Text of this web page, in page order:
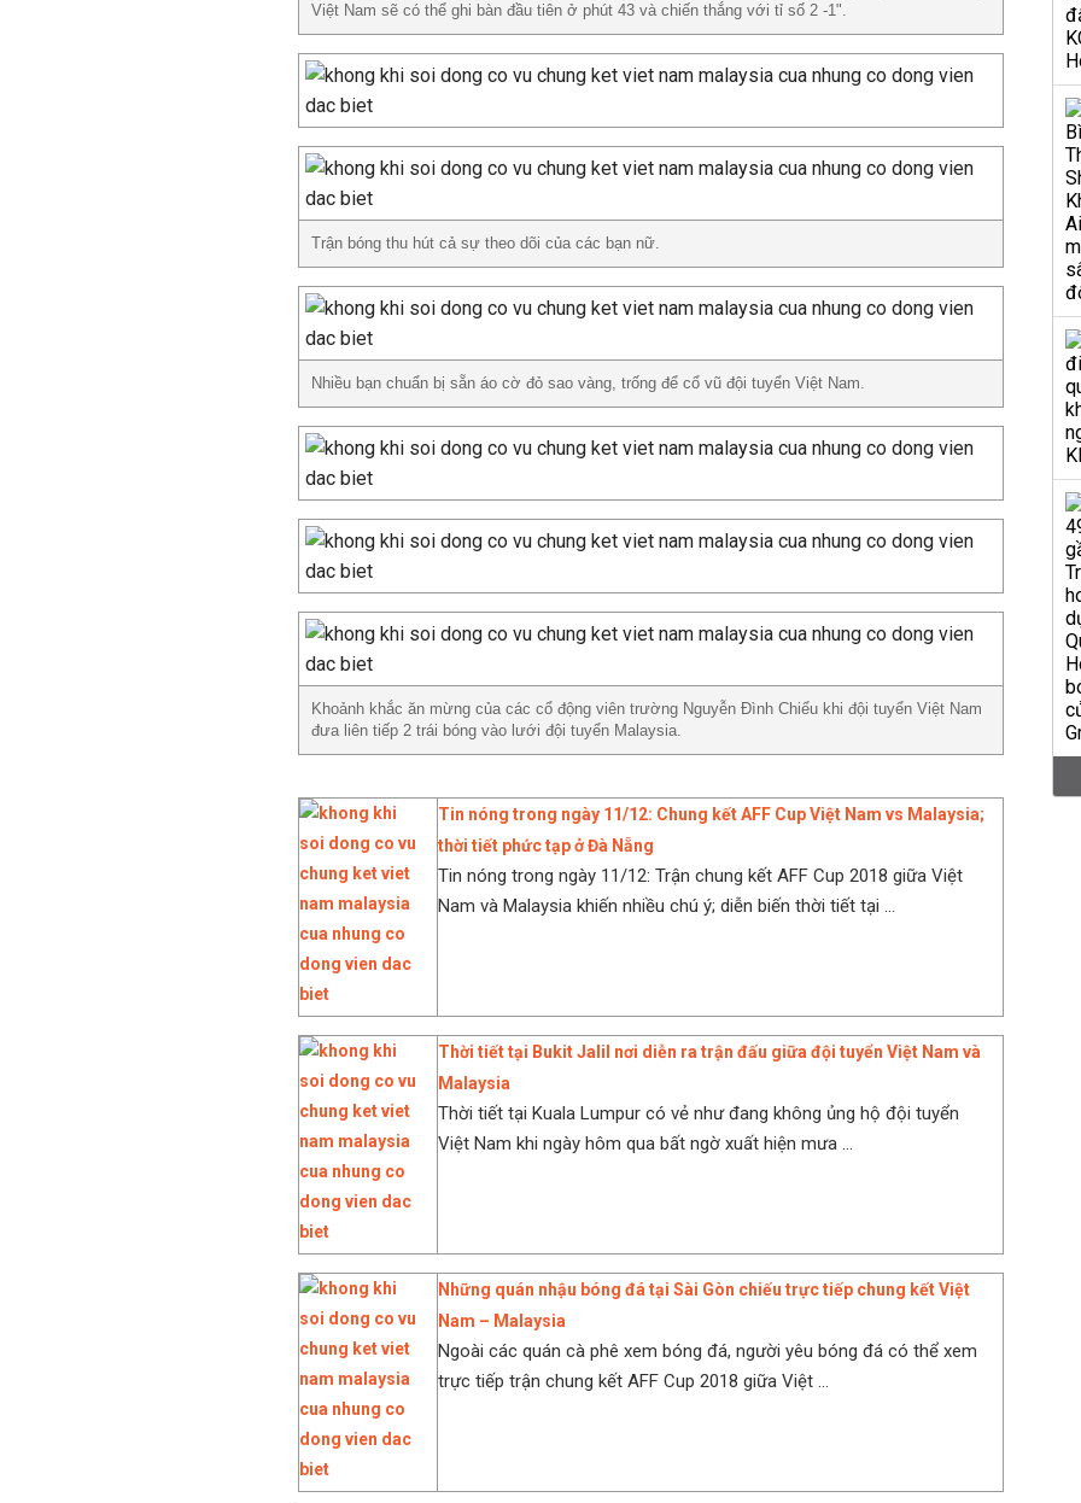
Việt Nam sẽ có thể ghi bàn đầu tiên ở phút 43 và chiến thắng với tỉ số 2 -1".
Trận bóng thu hút cả sự theo dõi của các bạn nữ.
Nhiều bạn chuẩn bị sẵn áo cờ đỏ sao vàng, trống để cổ vũ đội tuyển Việt Nam.
Khoảnh khắc ăn mừng của các cổ động viên trường Nguyễn Đình Chiểu khi đội tuyển Việt Nam
đưa liên tiếp 2 trái bóng vào lưới đội tuyển Malaysia.
Tin nóng trong ngày 11/12: Chung kết AFF Cup Việt Nam vs Malaysia;
thời tiết phức tạp ở Đà Nẵng
Tin nóng trong ngày 11/12: Trận chung kết AFF Cup 2018 giữa Việt
Nam và Malaysia khiến nhiều chú ý; diễn biến thời tiết tại ...
Thời tiết tại Bukit Jalil nơi diễn ra trận đấu giữa đội tuyển Việt Nam và
Malaysia
Thời tiết tại Kuala Lumpur có vẻ như đang không ủng hộ đội tuyển
Việt Nam khi ngày hôm qua bất ngờ xuất hiện mưa ...
Những quán nhậu bóng đá tại Sài Gòn chiếu trực tiếp chung kết Việt
Nam – Malaysia
Ngoài các quán cà phê xem bóng đá, người yêu bóng đá có thể xem
trực tiếp trận chung kết AFF Cup 2018 giữa Việt ...